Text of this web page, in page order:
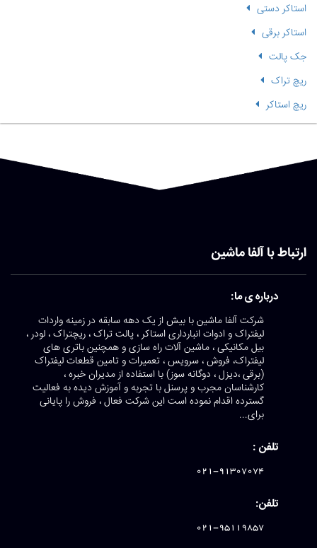
استاکر دستی
استاکر برقی
جک پالت
ریچ تراک
ریچ استاکر
ارتباط با آلفا ماشین
درباره ی ما:
شرکت آلفا ماشین با بیش از یک دهه سابقه در زمینه واردات
لیفتراک و ادوات انبارداری استاکر ، پالت تراک ، ریچتراک ، لودر ،
بیل مکانیکی ، ماشین آلات راه سازی و همچنین باتری های
لیفتراک، فروش ، سرویس ، تعمیرات و تامین قطعات لیفتراک
(برقی ،دیزل ، دوگانه سوز) با استفاده از مدیران خبره ،
کارشناسان مجرب و پرسنل با تجربه و آموزش دیده به فعالیت
گسترده اقدام نموده است این شرکت فعال ، فروش را پایانی
برای...
تلفن :
021-91307074
تلفن:
021-95119857